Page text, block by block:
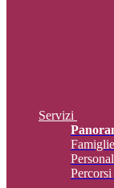
Servizi